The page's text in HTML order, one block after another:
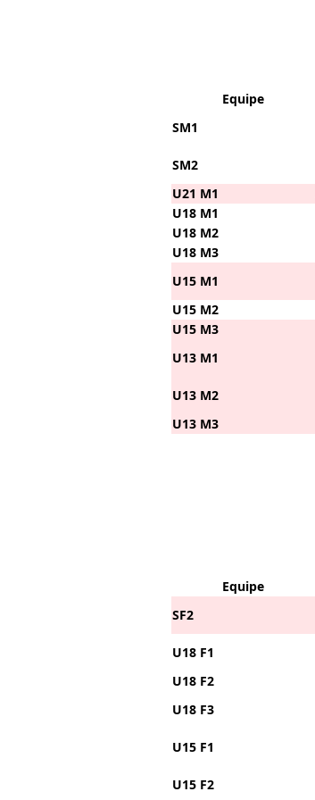
Equipe
SM1
SM2
U21 M1
U18 M1
U18 M2
U18 M3
U15 M1
U15 M2
U15 M3
U13 M1
U13 M2
U13 M3
Equipe
SF2
U18 F1
U18 F2
U18 F3
U15 F1
U15 F2